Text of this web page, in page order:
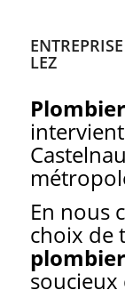
LEZ
En nous
choix de